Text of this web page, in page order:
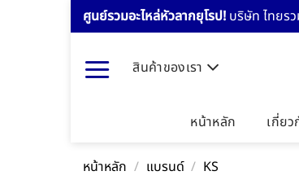
Skip
to
ศูนย์รวมอะไหล่หัวลากยุโรป! บริษัท ไทยร
สินค้าของเรา
หน้าหลัก เกี่ยว
หน้าหลัก / แบรนด์ / KS